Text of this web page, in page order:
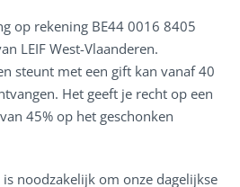
op rekening BE44 0016 8405
LEIF West-Vlaanderen.
steunt met een gift kan vanaf 40
Het geeft je recht op een
45% op het geschonken
noodzakelijk om onze dagelijkse